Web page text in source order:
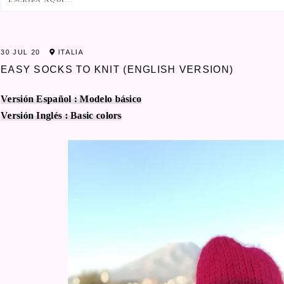
30 JUL 20 ITALIA
EASY SOCKS TO KNIT (ENGLISH VERSION)
Versión Español : Modelo básico
Versión Inglés : Basic colors